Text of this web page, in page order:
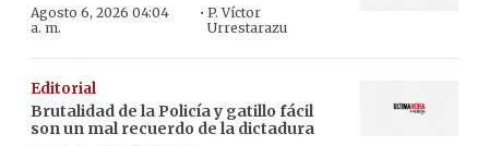
Agosto 6, 2026 04:04
a. m.
· P. Víctor
Urrestarazu
Editorial
Brutalidad de la Policía y gatillo fácil
son un mal recuerdo de la dictadura